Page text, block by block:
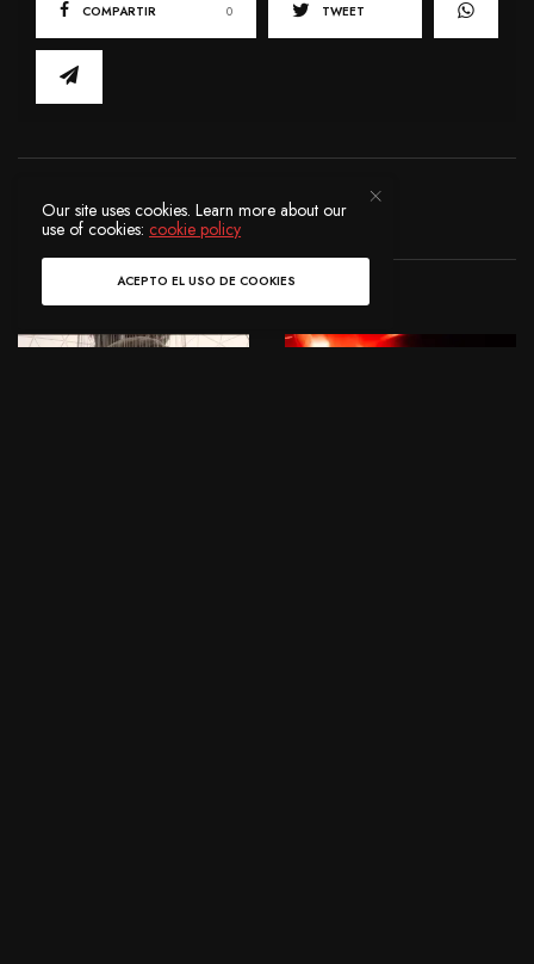
COMPARTIR 0 TWEET
Ver Comentarios (0)
POSTS RELACIONADOS
Our site uses cookies. Learn more about our
use of cookies:cookie policy
ACEPTO EL USO DE COOKIES